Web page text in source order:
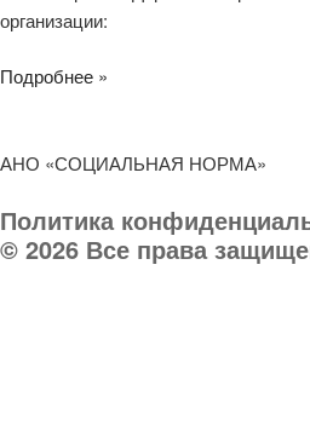
организации:
Подробнее »
АНО «СОЦИАЛЬНАЯ НОРМА»
Политика
© 2026 Все права